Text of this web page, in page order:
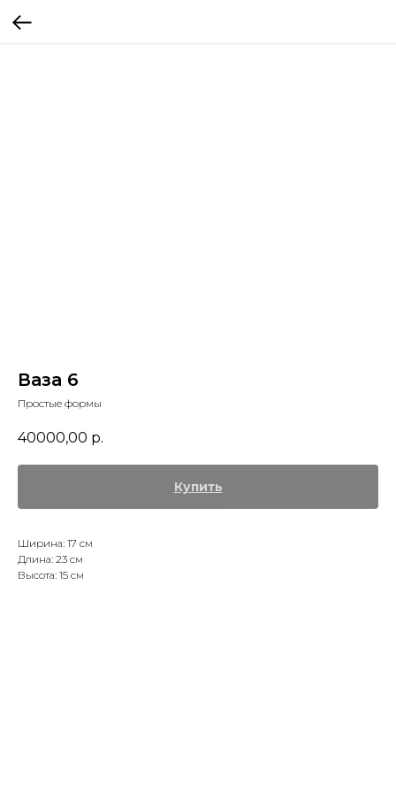
Ваза 6
Простые формы
40000,00 р.
Купить
Ширина: 17 см
Длина: 23 см
Высота: 15 см